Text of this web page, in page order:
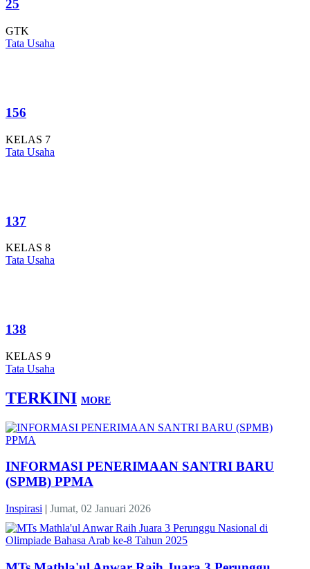
25
GTK
Tata Usaha
156
KELAS 7
Tata Usaha
137
KELAS 8
Tata Usaha
138
KELAS 9
Tata Usaha
TERKINI MORE
INFORMASI PENERIMAAN SANTRI BARU
(SPMB) PPMA
Inspirasi | Jumat, 02 Januari 2026